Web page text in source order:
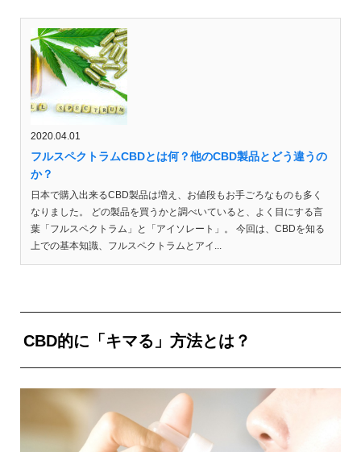
2020.04.01
フルスペクトラムCBDとは何？他のCBD製品とどう違うの
か？
日本で購入出来るCBD製品は増え、お値段もお手ごろなものも多く
なりました。 どの製品を買うかと調べいていると、よく目にする言
葉「フルスペクトラム」と「アイソレート」。 今回は、CBDを知る
上での基本知識、フルスペクトラムとアイ...
CBD的に「キマる」方法とは？